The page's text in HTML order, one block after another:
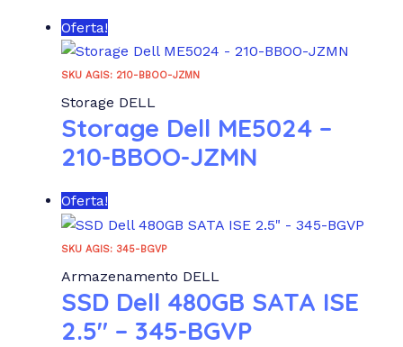
Oferta!
SKU AGIS: 210-BBOO-JZMN
Storage DELL
Storage Dell ME5024 –
210-BBOO-JZMN
Oferta!
SKU AGIS: 345-BGVP
Armazenamento DELL
SSD Dell 480GB SATA ISE
2.5″ – 345-BGVP